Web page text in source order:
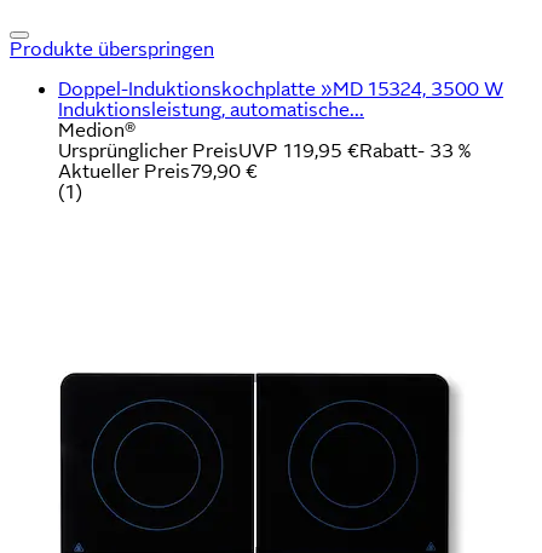
Produkte überspringen
Doppel-Induktionskochplatte »MD 15324, 3500 W
Induktionsleistung, automatische...
Medion®
Ursprünglicher PreisUVP 119,95 €Rabatt- 33 %
Aktueller Preis79,90 €
(1)